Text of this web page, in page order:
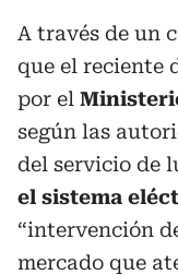
A través de un
que el reciente
por el
según las
del servicio de
el sistema
“intervención
mercado que